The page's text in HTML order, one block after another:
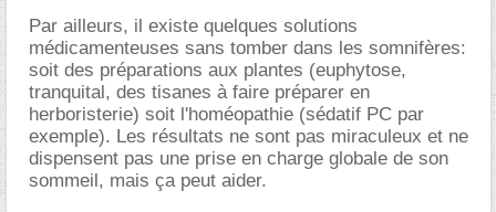
Par ailleurs, il existe quelques solutions
médicamenteuses sans tomber dans les somnifères:
soit des préparations aux plantes (euphytose,
tranquital, des tisanes à faire préparer en
herboristerie) soit l'homéopathie (sédatif PC par
exemple). Les résultats ne sont pas miraculeux et ne
dispensent pas une prise en charge globale de son
sommeil, mais ça peut aider.